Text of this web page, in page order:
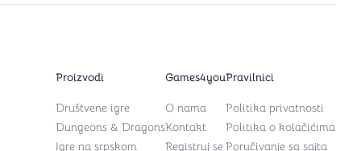
Proizvodi
Društvene igre
Dungeons & Dragons
Igre na srpskom
Games4you
O nama
Kontakt
Registruj se
Pravilnici
Politika privatnosti
Politika o kolačićima
Poručivanje sa sajta